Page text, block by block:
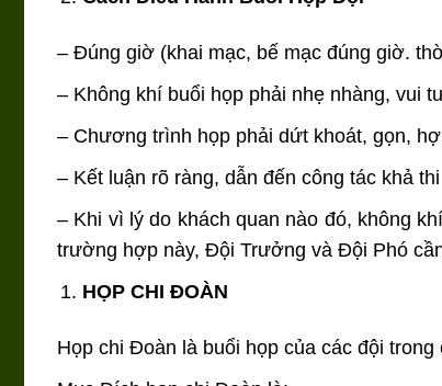
– Đúng giờ (khai mạc, bế mạc đúng giờ.
– Không khí buổi họp phải nhẹ nhàng, vui
– Chương trình họp phải dứt khoát, gọn,
– Kết luận rõ ràng, dẫn đến công tác khả thi
– Khi vì lý do khách quan nào đó, không
trường hợp này, Đội Trưởng và Đội Phó
HỌP CHI ĐOÀN
Họp chi Đoàn là buổi họp của các đội